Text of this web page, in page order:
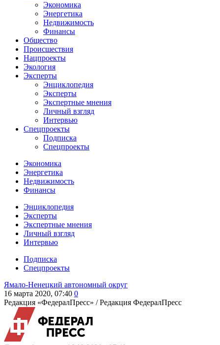
Экономика
Энергетика
Недвижимость
Финансы
Общество
Происшествия
Нацпроекты
Экология
Эксперты
Энциклопедия
Эксперты
Экспертные мнения
Личный взгляд
Интервью
Спецпроекты
Подписка
Спецпроекты
Экономика
Энергетика
Недвижимость
Финансы
Энциклопедия
Эксперты
Экспертные мнения
Личный взгляд
Интервью
Подписка
Спецпроекты
Ямало-Ненецкий автономный округ
16 марта 2020, 07:40 0
Редакция «ФедералПресс» /Редакция ФедералПресс